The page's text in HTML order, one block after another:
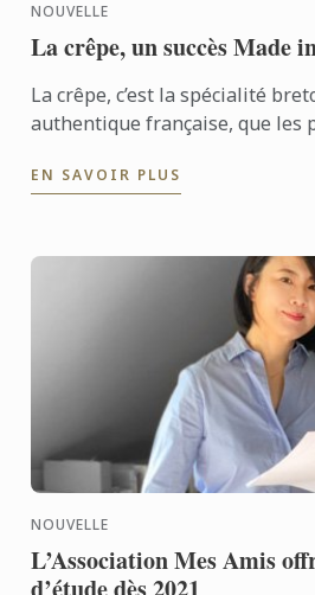
NOUVELLE
La crêpe, un succès Made
La crêpe, c’est la spécialité
authentique française, que les
au ...
EN SAVOIR PLUS
NOUVELLE
L’Association Mes Amis